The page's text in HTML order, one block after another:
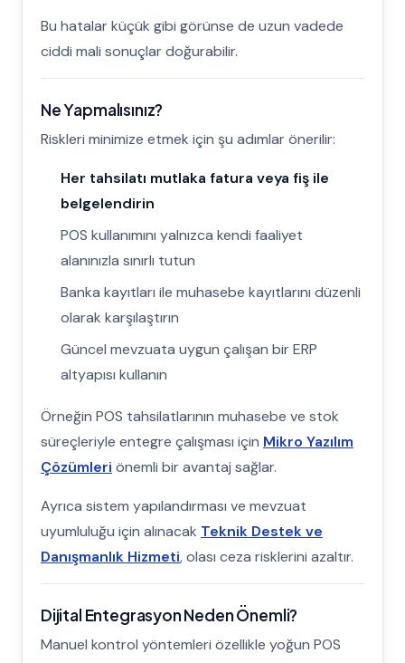
Bu hatalar küçük gibi görünse de uzun vadede
ciddi mali sonuçlar doğurabilir.
Ne Yapmalısınız?
Riskleri minimize etmek için şu adımlar önerilir:
Her tahsilatı mutlaka fatura veya fiş ile
belgelendirin
POS kullanımını yalnızca kendi faaliyet
alanınızla sınırlı tutun
Banka kayıtları ile muhasebe kayıtlarını düzenli
olarak karşılaştırın
Güncel mevzuata uygun çalışan bir ERP
altyapısı kullanın
Örneğin POS tahsilatlarının muhasebe ve stok
süreçleriyle entegre çalışması için Mikro Yazılım
Çözümleri önemli bir avantaj sağlar.
Ayrıca sistem yapılandırması ve mevzuat
uyumluluğu için alınacak Teknik Destek ve
Danışmanlık Hizmeti, olası ceza risklerini azaltır.
Dijital Entegrasyon Neden Önemli?
Manuel kontrol yöntemleri özellikle yoğun POS